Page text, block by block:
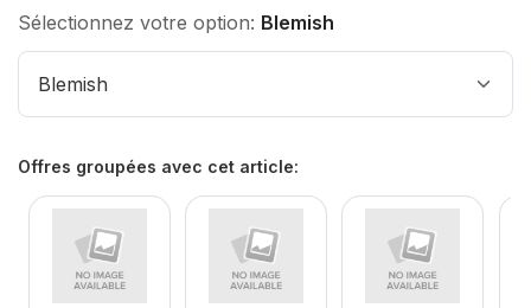
Sélectionnez votre option: Blemish
Blemish
Offres groupées avec cet article: